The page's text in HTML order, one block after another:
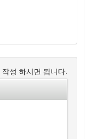
성 하시면 됩니다.